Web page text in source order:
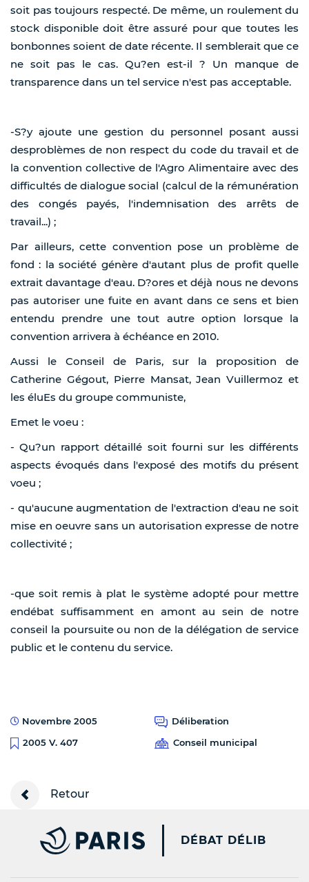
soit pas toujours respecté. De même, un roulement du
stock disponible doit être assuré pour que toutes les
bonbonnes soient de date récente. Il semblerait que ce
ne soit pas le cas. Qu?en est-il ? Un manque de
transparence dans un tel service n'est pas acceptable.
-S?y ajoute une gestion du personnel posant aussi
desproblèmes de non respect du code du travail et de
la convention collective de l'Agro Alimentaire avec des
difficultés de dialogue social (calcul de la rémunération
des congés payés, l'indemnisation des arrêts de
travail...) ;
Par ailleurs, cette convention pose un problème de
fond : la société génère d'autant plus de profit quelle
extrait davantage d'eau. D?ores et déjà nous ne devons
pas autoriser une fuite en avant dans ce sens et bien
entendu prendre une tout autre option lorsque la
convention arrivera à échéance en 2010.
Aussi le Conseil de Paris, sur la proposition de
Catherine Gégout, Pierre Mansat, Jean Vuillermoz et
les éluEs du groupe communiste,
Emet le voeu :
- Qu?un rapport détaillé soit fourni sur les différents
aspects évoqués dans l'exposé des motifs du présent
voeu ;
- qu'aucune augmentation de l'extraction d'eau ne soit
mise en oeuvre sans un autorisation expresse de notre
collectivité ;
-que soit remis à plat le système adopté pour mettre
endébat suffisamment en amont au sein de notre
conseil la poursuite ou non de la délégation de service
public et le contenu du service.
Novembre 2005
Déliberation
2005 V. 407
Conseil municipal
Retour
PARIS.FR [NEW
DÉBAT DÉLIB